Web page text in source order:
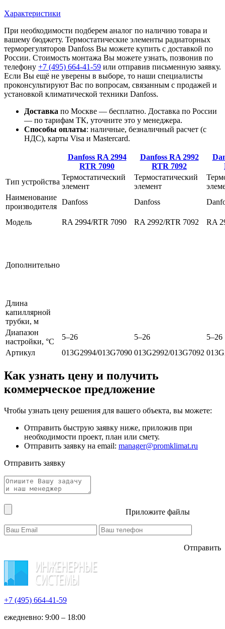
Характеристики
При необходимости подберем аналог по наличию товара и
вашему бюджету. Термостатические элементы радиаторных
терморегуляторов Danfoss Вы можете купить с доставкой по
России. Стоимость монтажа Вы можете узнать, позвонив по
телефону +7 (495) 664-41-59 или отправив письменную заявку.
Если Вы ещё не уверены в выборе, то наши специалисты
проконсультируют Вас по вопросам, связанным с продажей и
установкой климатической техники Danfoss.
Доставка по Москве — бесплатно. Доставка по России
— по тарифам ТК, уточните это у менеджера.
Способы оплаты: наличные, безналичный расчет (с
НДС), карты Visa и Mastercard.
Danfoss RA 2994
RTR 7090
Danfoss RA 2992
RTR 7092
Тип устройства
Термостатический
элемент
Термостатический
элемент
Наименование
производителя
Danfoss Danfoss
Модель RA 2994/RTR 7090 RA 2992/RTR 7092 RA
Дополнительно
Длина
капиллярной
трубки, м
Диапазон
настройки, °С
5–26 5–26
5–26
Артикул
013G2994/013G7090 013G2992/013G7092
Как узнать цену и получить
коммерческое предложение
Чтобы узнать цену решения для вашего объекта, вы можете:
Отправить быструю заявку ниже, приложив при
необходимости проект, план или смету.
Отправить заявку на email: manager@promklimat.ru
Отправить заявку
Приложите файлы
Отправить
+7 (495) 664-41-59
ежедневно: 9:00 – 18:00